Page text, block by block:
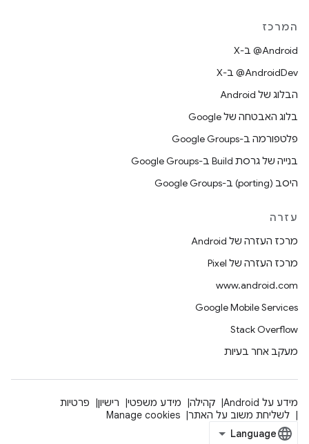
המרכז
‫‎@Android ב-X
‫‎@AndroidDev ב-X
הבלוג של Android
בלוג האבטחה של Google
פלטפורמה ב-Google Groups
בנייה של גרסת Build ב-Google Groups
היסב (porting) ב-Google Groups
עזרה
מרכז העזרה של Android
מרכז העזרה של Pixel
www.android.com
Google Mobile Services
Stack Overflow
מעקב אחר בעיות
מידע על Android קהילה מידע משפטי רישיון
פרטיות
לשליחת משוב על האתר
Manage cookies